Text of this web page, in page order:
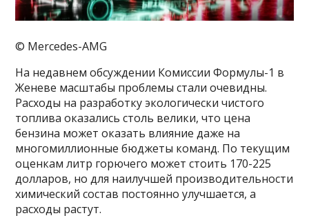
© Mercedes-AMG
На недавнем обсуждении Комиссии Формулы-1 в
Женеве масштабы проблемы стали очевидны.
Расходы на разработку экологически чистого
топлива оказались столь велики, что цена
бензина может оказать влияние даже на
многомиллионные бюджеты команд. По текущим
оценкам литр горючего может стоить 170-225
долларов, но для наилучшей производительности
химический состав постоянно улучшается, а
расходы растут.